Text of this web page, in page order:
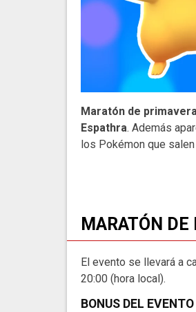
Maratón de
Espathra. Además
los Pokémon que
MARATÓN
El evento se llevará a
20:00 (hora local).
BONUS DEL EVENTO